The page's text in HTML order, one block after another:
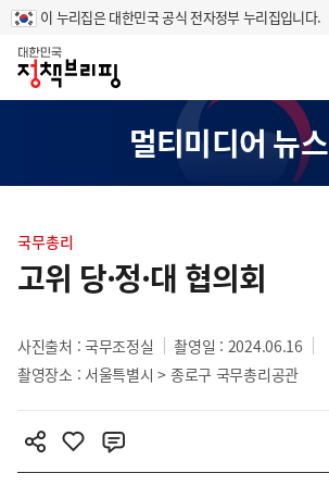
이 누리집은 대한민국 공식 전자정부 누리집입니다.
홈
멀티미디어 뉴스
텐
츠
영
역
국무총리
고위 당·정·대 협의회
사진출처 : 국무조정실
촬영일 : 2024.06.16
촬영장소 : 서울특별시 > 종로구 국무총리공관